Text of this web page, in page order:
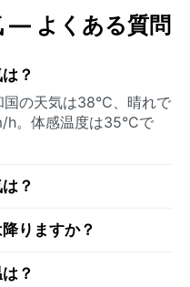
— よくある質問
？
の天気は38°C、晴れで
h。体感温度は35°Cで
？
りますか？
？